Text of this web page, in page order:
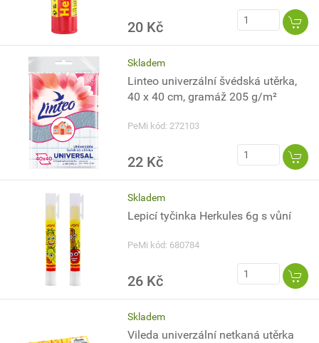
20 Kč
Skladem
Linteo univerzální švédská utěrka,
40 x 40 cm, gramáž 205 g/m²
PeMi kód: 272103
22 Kč
Skladem
Lepicí tyčinka Herkules 6g s vůní
PeMi kód: 680784
26 Kč
Skladem
Vileda univerzální netkaná utěrka